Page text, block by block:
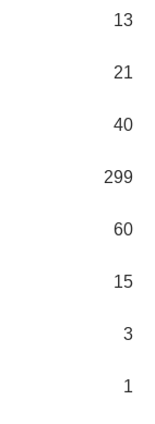
13
21
40
299
60
15
3
1